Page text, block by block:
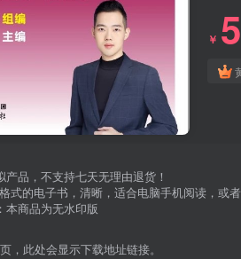
￥ 5
产品，不支持七天无理由退货！
式的电子书，清晰，适合电脑手机阅读，或
本商品为无水印版
，此处会显示下载地址链接。